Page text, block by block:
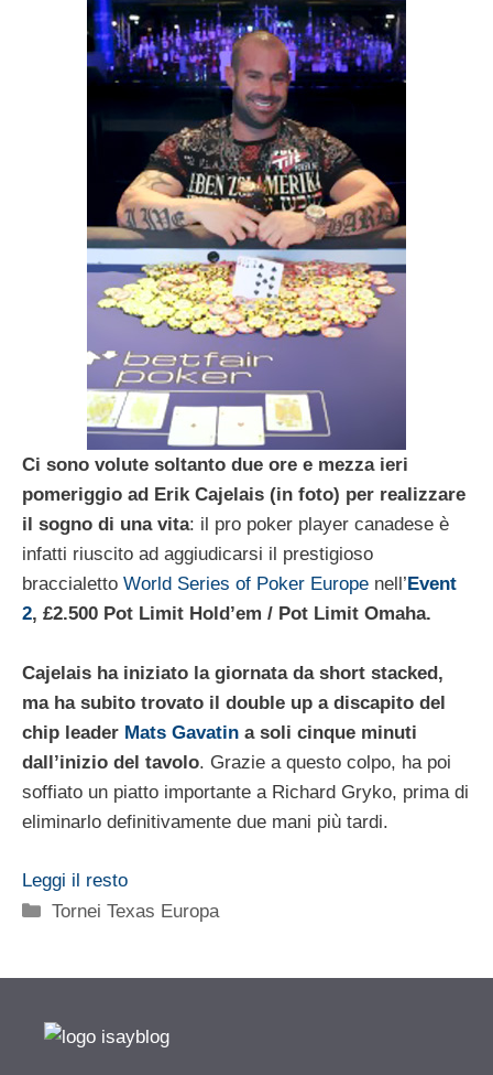
Ci sono volute soltanto due ore e mezza ieri
pomeriggio ad Erik Cajelais (in foto) per realizzare
il sogno di una vita: il pro poker player canadese è
infatti riuscito ad aggiudicarsi il prestigioso
braccialetto World Series of Poker Europe nell’Event
2, £2.500 Pot Limit Hold’em / Pot Limit Omaha.
Cajelais ha iniziato la giornata da short stacked,
ma ha subito trovato il double up a discapito del
chip leader Mats Gavatin a soli cinque minuti
dall’inizio del tavolo. Grazie a questo colpo, ha poi
soffiato un piatto importante a Richard Gryko, prima di
eliminarlo definitivamente due mani più tardi.
Leggi il resto
Categorie
Tornei Texas Europa